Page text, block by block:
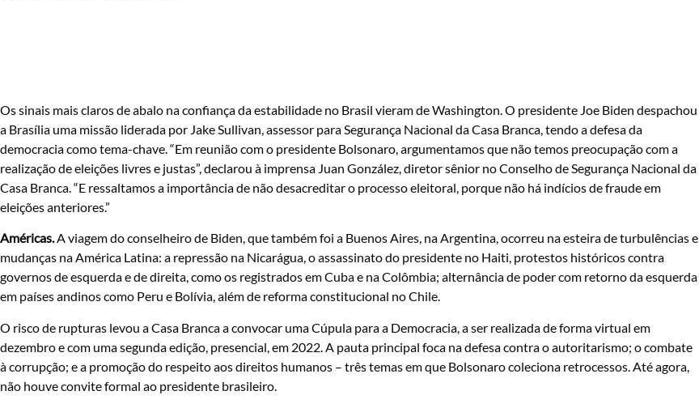
Os sinais mais claros de abalo na confiança da estabilidade no Brasil vieram de Washington. O presidente Joe Biden despachou
a Brasília uma missão liderada por Jake Sullivan, assessor para Segurança Nacional da Casa Branca, tendo a defesa da
democracia como tema-chave. “Em reunião com o presidente Bolsonaro, argumentamos que não temos preocupação com a
realização de eleições livres e justas”, declarou à imprensa Juan González, diretor sênior no Conselho de Segurança Nacional da
Casa Branca. “E ressaltamos a importância de não desacreditar o processo eleitoral, porque não há indícios de fraude em
eleições anteriores.”
Américas.A viagem do conselheiro de Biden, que também foi a Buenos Aires, na Argentina, ocorreu na esteira de turbulências e
mudanças na América Latina: a repressão na Nicarágua, o assassinato do presidente no Haiti, protestos históricos contra
governos de esquerda e de direita, como os registrados em Cuba e na Colômbia; alternância de poder com retorno da esquerda
em países andinos como Peru e Bolívia, além de reforma constitucional no Chile.
O risco de rupturas levou a Casa Branca a convocar uma Cúpula para a Democracia, a ser realizada de forma virtual em
dezembro e com uma segunda edição, presencial, em 2022. A pauta principal foca na defesa contra o autoritarismo; o combate
à corrupção; e a promoção do respeito aos direitos humanos – três temas em que Bolsonaro coleciona retrocessos. Até agora,
não houve convite formal ao presidente brasileiro.